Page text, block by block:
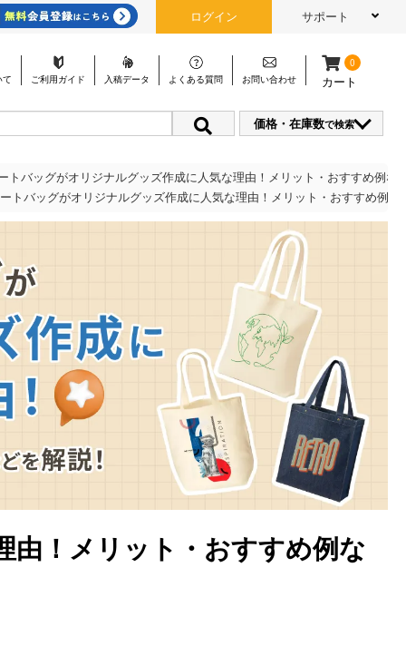
ログイン サポート
て ご利用ガイド 入稿データ よくある質問 お問い合わせ
0
カート
価格・在庫数で検索
トバッグがオリジナルグッズ作成に人気な理由！メリット・おすすめ例な
トバッグがオリジナルグッズ作成に人気な理由！メリット・おすすめ例な
由！メリット・おすすめ例な